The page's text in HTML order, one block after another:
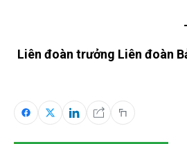
Liên đoàn trưởng Liên đoàn